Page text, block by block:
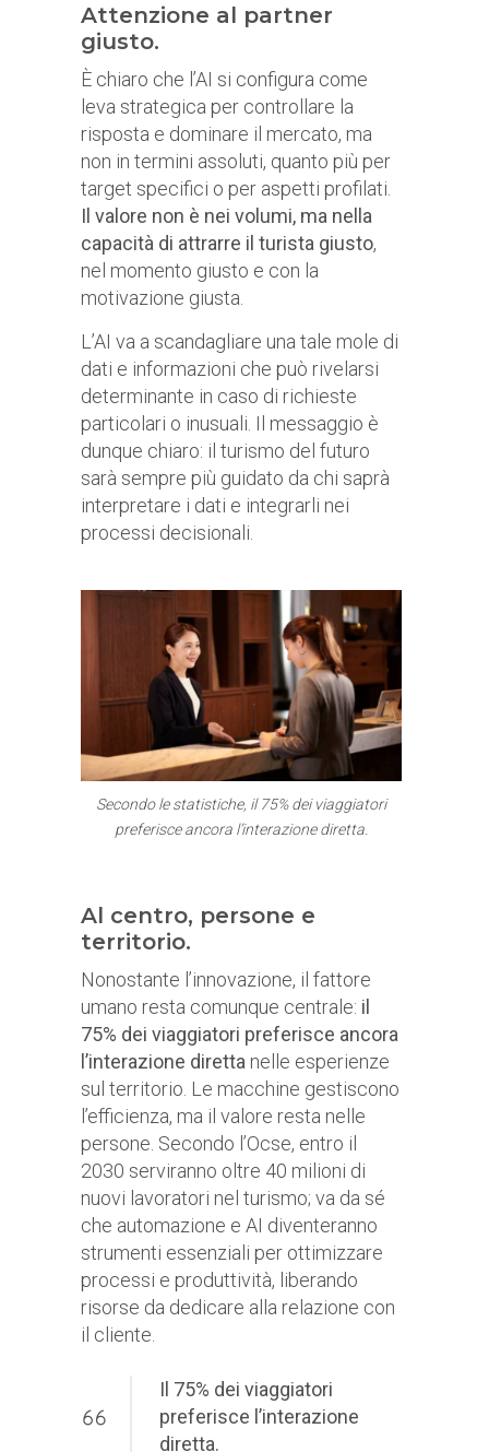
Attenzione al partner
giusto.
È chiaro che l’AI si configura come
leva strategica per controllare la
risposta e dominare il mercato, ma
non in termini assoluti, quanto più per
target specifici o per aspetti profilati.
Il valore non è nei volumi, ma nella
capacità di attrarre il turista giusto,
nel momento giusto e con la
motivazione giusta.
L’AI va a scandagliare una tale mole di
dati e informazioni che può rivelarsi
determinante in caso di richieste
particolari o inusuali. Il messaggio è
dunque chiaro: il turismo del futuro
sarà sempre più guidato da chi saprà
interpretare i dati e integrarli nei
processi decisionali.
Secondo le statistiche, il 75% dei viaggiatori
preferisce ancora l’interazione diretta.
Al centro, persone e
territorio.
Nonostante l’innovazione, il fattore
umano resta comunque centrale: il
75% dei viaggiatori preferisce ancora
l’interazione diretta nelle esperienze
sul territorio. Le macchine gestiscono
l’efficienza, ma il valore resta nelle
persone. Secondo l’Ocse, entro il
2030 serviranno oltre 40 milioni di
nuovi lavoratori nel turismo; va da sé
che automazione e AI diventeranno
strumenti essenziali per ottimizzare
processi e produttività, liberando
risorse da dedicare alla relazione con
il cliente.
Il 75% dei viaggiatori
preferisce l’interazione
diretta.